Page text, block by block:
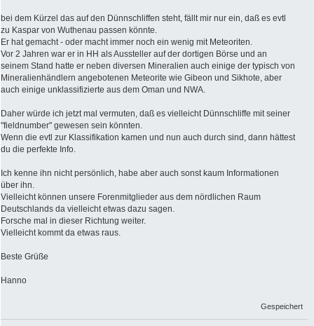
bei dem Kürzel das auf den Dünnschliffen steht, fällt mir nur ein, daß es evtl
zu Kaspar von Wuthenau passen könnte.
Er hat gemacht - oder macht immer noch ein wenig mit Meteoriten.
Vor 2 Jahren war er in HH als Aussteller auf der dortigen Börse und an
seinem Stand hatte er neben diversen Mineralien auch einige der typisch von
Mineralienhändlern angebotenen Meteorite wie Gibeon und Sikhote, aber
auch einige unklassifizierte aus dem Oman und NWA.
Daher würde ich jetzt mal vermuten, daß es vielleicht Dünnschliffe mit seiner
"fieldnumber" gewesen sein könnten.
Wenn die evtl zur Klassifikation kamen und nun auch durch sind, dann hättest
du die perfekte Info.
Ich kenne ihn nicht persönlich, habe aber auch sonst kaum Informationen
über ihn.
Vielleicht können unsere Forenmitglieder aus dem nördlichen Raum
Deutschlands da vielleicht etwas dazu sagen.
Forsche mal in dieser Richtung weiter.
Vielleicht kommt da etwas raus.
Beste Grüße
Hanno
Gespeichert